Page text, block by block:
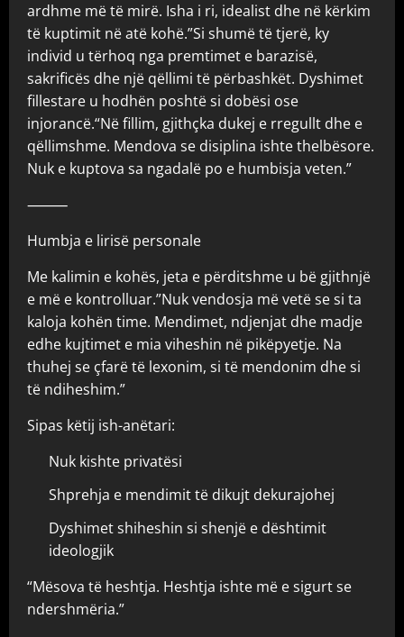
ardhme më të mirë. Isha i ri, idealist dhe në kërkim
të kuptimit në atë kohë.”Si shumë të tjerë, ky
individ u tërhoq nga premtimet e barazisë,
sakrificës dhe një qëllimi të përbashkët. Dyshimet
fillestare u hodhën poshtë si dobësi ose
injorancë.“Në fillim, gjithçka dukej e rregullt dhe e
qëllimshme. Mendova se disiplina ishte thelbësore.
Nuk e kuptova sa ngadalë po e humbisja veten.”
⸻
Humbja e lirisë personale
Me kalimin e kohës, jeta e përditshme u bë gjithnjë
e më e kontrolluar.”Nuk vendosja më vetë se si ta
kaloja kohën time. Mendimet, ndjenjat dhe madje
edhe kujtimet e mia viheshin në pikëpyetje. Na
thuhej se çfarë të lexonim, si të mendonim dhe si
të ndiheshim.”
Sipas këtij ish-anëtari:
Nuk kishte privatësi
Shprehja e mendimit të dikujt dekurajohej
Dyshimet shiheshin si shenjë e dështimit
ideologjik
“Mësova të heshtja. Heshtja ishte më e sigurt se
ndershmëria.”